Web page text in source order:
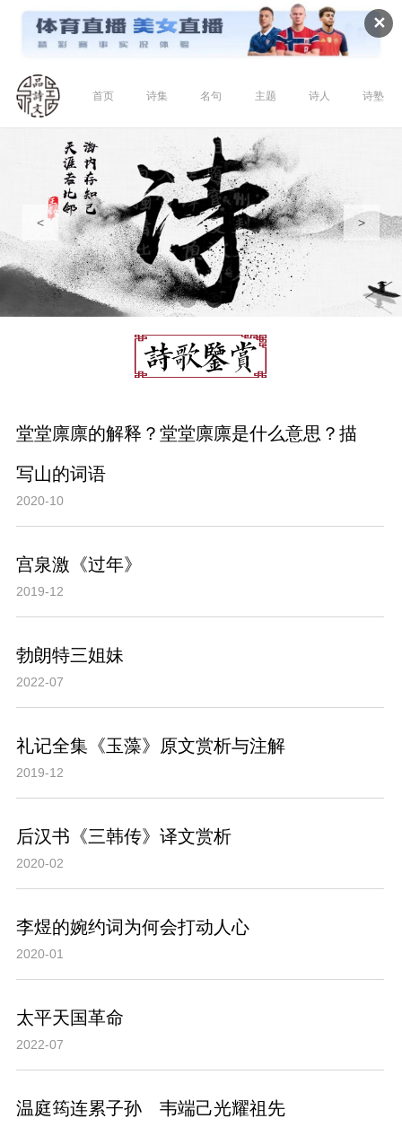
✕
首页 诗集 名句 主题 诗人 诗塾
< >
堂堂廪廪的解释？堂堂廪廪是什么意思？描
写山的词语
2020-10
宫泉激《过年》
2019-12
勃朗特三姐妹
2022-07
礼记全集《玉藻》原文赏析与注解
2019-12
后汉书《三韩传》译文赏析
2020-02
李煜的婉约词为何会打动人心
2020-01
太平天国革命
2022-07
温庭筠连累子孙 韦端己光耀祖先